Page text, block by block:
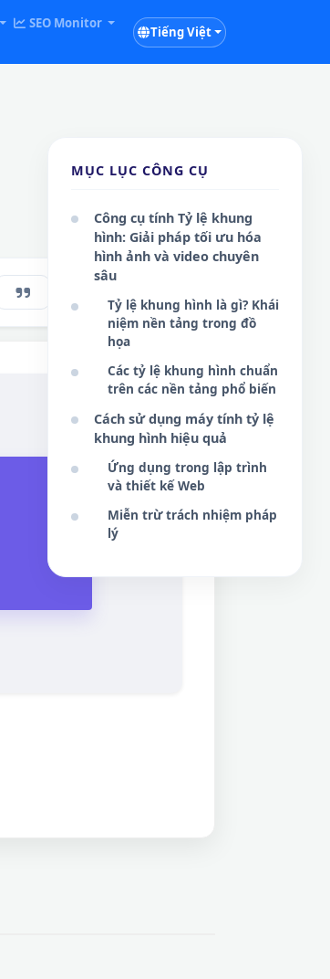
SEO Monitor
Tiếng Việt
MỤC LỤC CÔNG CỤ
Công cụ tính Tỷ lệ khung
hình: Giải pháp tối ưu hóa
hình ảnh và video chuyên
sâu
Tỷ lệ khung hình là gì? Khái
niệm nền tảng trong đồ
họa
Các tỷ lệ khung hình chuẩn
trên các nền tảng phổ biến
Cách sử dụng máy tính tỷ lệ
khung hình hiệu quả
Ứng dụng trong lập trình
và thiết kế Web
Miễn trừ trách nhiệm pháp
lý